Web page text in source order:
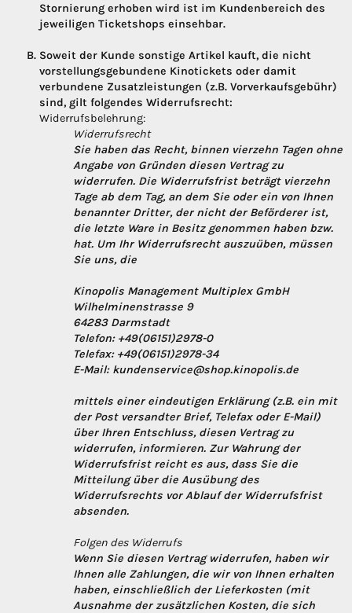
Stornierung erhoben wird ist im Kundenbereich des
jeweiligen Ticketshops einsehbar.
Soweit der Kunde sonstige Artikel kauft, die nicht
vorstellungsgebundene Kinotickets oder damit
verbundene Zusatzleistungen (z.B. Vorverkaufsgebühr)
sind, gilt folgendes Widerrufsrecht:
Widerrufsbelehrung:
Widerrufsrecht
Sie haben das Recht, binnen vierzehn Tagen ohne
Angabe von Gründen diesen Vertrag zu
widerrufen. Die Widerrufsfrist beträgt vierzehn
Tage ab dem Tag, an dem Sie oder ein von Ihnen
benannter Dritter, der nicht der Beförderer ist,
die letzte Ware in Besitz genommen haben bzw.
hat. Um Ihr Widerrufsrecht auszuüben, müssen
Sie uns, die
Kinopolis Management Multiplex GmbH
Wilhelminenstrasse 9
64283 Darmstadt
Telefon: +49(06151)2978-0
Telefax: +49(06151)2978-34
E-Mail: kundenservice@shop.kinopolis.de
mittels einer eindeutigen Erklärung (z.B. ein mit
der Post versandter Brief, Telefax oder E-Mail)
über Ihren Entschluss, diesen Vertrag zu
widerrufen, informieren. Zur Wahrung der
Widerrufsfrist reicht es aus, dass Sie die
Mitteilung über die Ausübung des
Widerrufsrechts vor Ablauf der Widerrufsfrist
absenden.
Folgen des Widerrufs
Wenn Sie diesen Vertrag widerrufen, haben wir
Ihnen alle Zahlungen, die wir von Ihnen erhalten
haben, einschließlich der Lieferkosten (mit
Ausnahme der zusätzlichen Kosten, die sich